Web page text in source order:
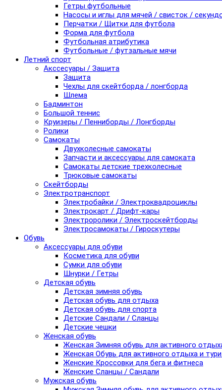
Гетры футбольные
Насосы и иглы для мячей / свисток /
Перчатки / Щитки для футбола
Форма для футбола
Футбольная атрибутика
Футбольные / футзальные мячи
Летний спорт
Акссесуары / Защита
Защита
Чехлы для скейтборда / лонгборда
Шлема
Бадминтон
Большой теннис
Круизеры / Пенниборды / Лонгборды
Ролики
Самокаты
Двухколесные самокаты
Запчасти и аксессуары для самоката
Самокаты детские трехколесные
Трюковые самокаты
Скейтборды
Электротранспорт
Электробайки / Электроквадроциклы
Электрокарт / Дрифт-кары
Электроролики / Электроскейтборды
Электросамокаты / Гироскутеры
Обувь
Аксессуары для обуви
Косметика для обуви
Сумки для обуви
Шнурки / Гетры
Детская обувь
Детская зимняя обувь
Детская обувь для отдыха
Детская обувь для спорта
Детские Сандали / Сланцы
Детские чешки
Женская обувь
Женская Зимняя обувь для активного
Женская Обувь для активного отдыха и
Женские Кроссовки для бега и фитнеса
Женские Сланцы / Сандали
Мужская обувь